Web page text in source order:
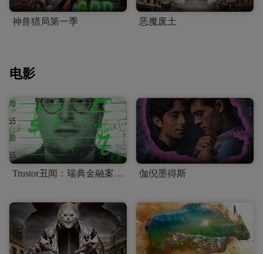
神兽猎局第一季 恶魔废土
电影
Trustor丑闻：瑞典金融案内幕 伽倪墨得斯